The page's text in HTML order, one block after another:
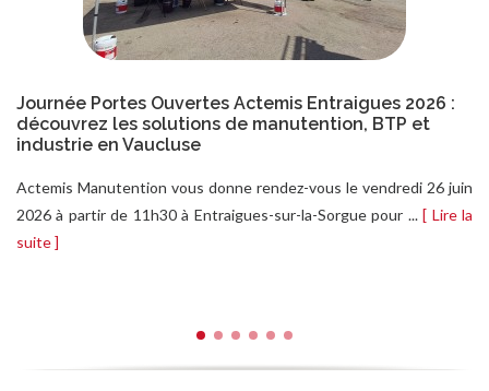
Journée Portes Ouvertes Actemis Entraigues 2026 :
découvrez les solutions de manutention, BTP et
industrie en Vaucluse
Actemis Manutention vous donne rendez-vous le vendredi 26 juin
2026 à partir de 11h30 à Entraigues-sur-la-Sorgue pour ...[ Lire la
suite ]